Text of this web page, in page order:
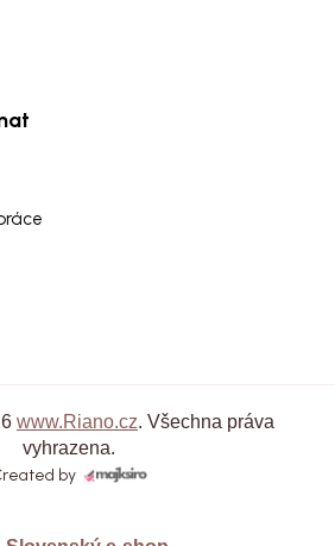
www.Riano.cz. Všechna práva
vyhrazena.
by